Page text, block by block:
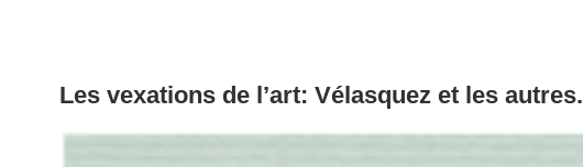
Les vexations de l’art: Vélasquez et les autres.